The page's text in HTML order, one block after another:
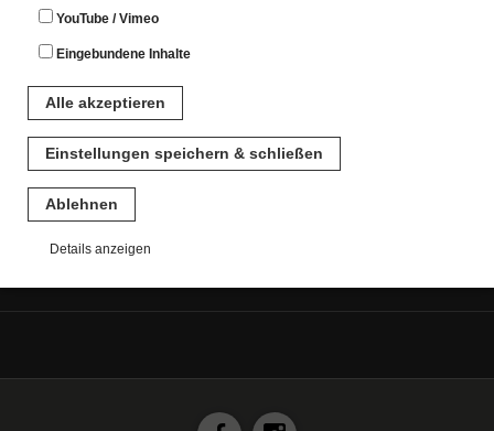
YouTube / Vimeo
Eingebundene Inhalte
Alle akzeptieren
Einstellungen speichern & schließen
Ablehnen
Details anzeigen
Notwendig
Ihr Besuch